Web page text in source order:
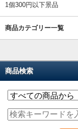
1個300円以下景品
商品カテゴリー一覧
商品検索